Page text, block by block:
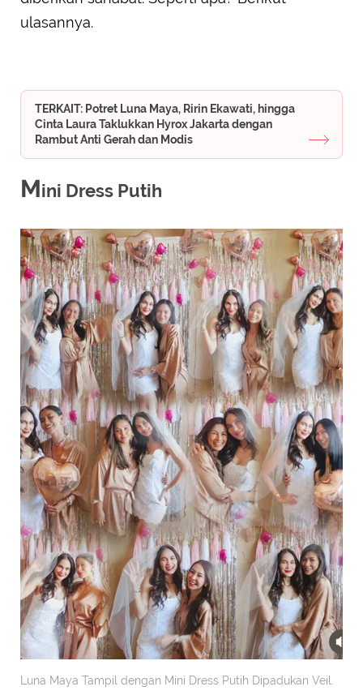
ulasannya.
TERKAIT: Potret Luna Maya, Ririn Ekawati, hingga
Cinta Laura Taklukkan Hyrox Jakarta dengan
Rambut Anti Gerah dan Modis
Mini Dress Putih
Luna Maya Tampil dengan Mini Dress Putih Dipadukan Veil.